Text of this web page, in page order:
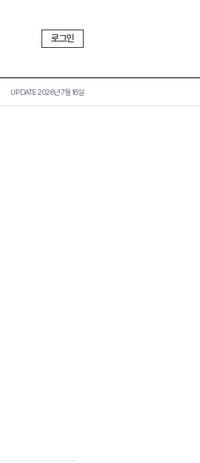
로그인
UPDATE 2026년 7월 16일